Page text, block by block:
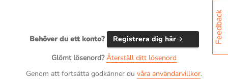
Feedback
Behöver du ett konto?
Registrera dig här
Glömt lösenord? Återställ ditt lösenord
Genom att fortsätta godkänner du våra användarvillkor.